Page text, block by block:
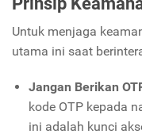
Untuk menjaga
utama ini saat
Jangan Berikan
kode OTP kepada
ini adalah kunci